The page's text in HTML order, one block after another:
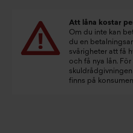
Att låna kostar
Om du inte kan
du en
svårigheter att få
och få nya lån.
finns på